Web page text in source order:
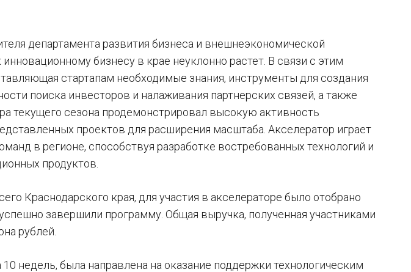
департамента развития бизнеса и внешнеэкономической
бизнесу в крае неуклонно растет. В связи с этим
стартапам необходимые знания, инструменты для создания
поиска инвесторов и налаживания партнерских связей, а также
текущего сезона продемонстрировал высокую активность
проектов для расширения масштаба. Акселератор играет
в регионе, способствуя разработке востребованных технологий и
продуктов.
Краснодарского края, для участия в акселераторе было отобрано
завершили программу. Общая выручка, полученная участниками
рублей.
недель, была направлена на оказание поддержки технологическим